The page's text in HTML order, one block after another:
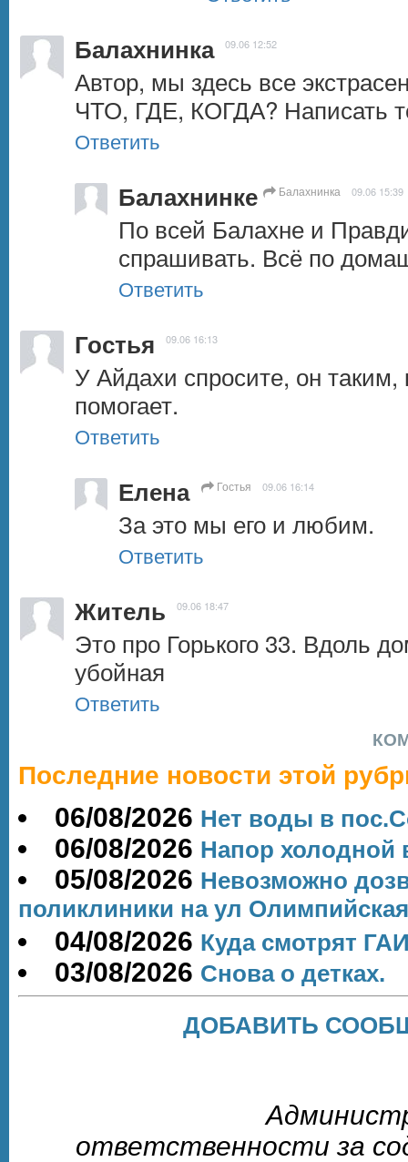
Балахнинка 09.06 12:52
Автор, мы здесь все
ЧТО, ГДЕ, КОГДА? Написать
Ответить
Балахнинке Балахнинка 09.06 15:39
По всей Балахне и
спрашивать. Всё по
Ответить
Гостья 09.06 16:13
У Айдахи спросите, он таким,
помогает.
Ответить
Елена Гостья 09.06 16:14
За это мы его и любим.
Ответить
Житель 09.06 18:47
Это про Горького 33. Вдоль
убойная
Ответить
Последние новости этой
06/08/2026 Нет воды в
06/08/2026 Напор холодной
05/08/2026 Невозможно
поликлиники на ул
04/08/2026 Куда смотрят
03/08/2026 Снова о детках.
ДОБАВИТЬ
ответственности за